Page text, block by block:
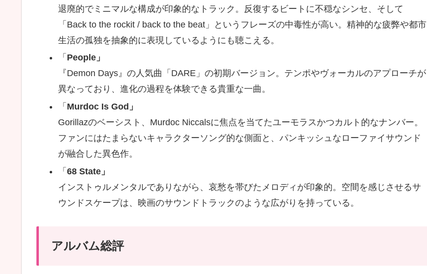
退廃的でミニマルな構成が印象的なトラック。反復するビートに不穏なシンセ、そして
「Back to the rockit / back to the beat」というフレーズの中毒性が高い。精神的な疲弊や都市
生活の孤独を抽象的に表現しているようにも聴こえる。
「 People」
『Demon Days』の人気曲「DARE」の初期バージョン。テンポやヴォーカルのアプローチが
異なっており、進化の過程を体験できる貴重な一曲。
「 Murdoc Is God」
Gorillazのベーシスト、Murdoc Niccalsに焦点を当てたユーモラスかつカルト的なナンバー。
ファンにはたまらないキャラクターソング的な側面と、パンキッシュなローファイサウンド
が融合した異色作。
「 68 State」
インストゥルメンタルでありながら、哀愁を帯びたメロディが印象的。空間を感じさせるサ
ウンドスケープは、映画のサウンドトラックのような広がりを持っている。
アルバム総評